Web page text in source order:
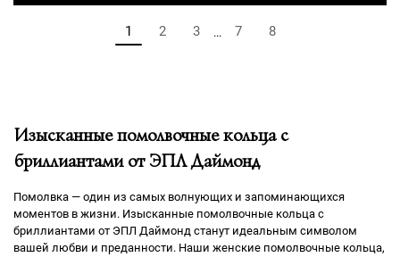
1 2 3 ... 7 8
Изысканные помолвочные кольца с
бриллиантами от ЭПЛ Даймонд
Помолвка — один из самых волнующих и запоминающихся
моментов в жизни. Изысканные помолвочные кольца с
бриллиантами от ЭПЛ Даймонд станут идеальным символом
вашей любви и преданности. Наши женские помолвочные кольца,